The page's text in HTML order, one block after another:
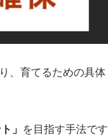
、育てるための具体
」 を目指す手法です